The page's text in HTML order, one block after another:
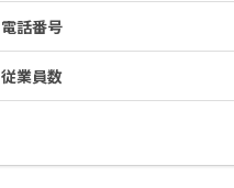
電話番号
従業員数